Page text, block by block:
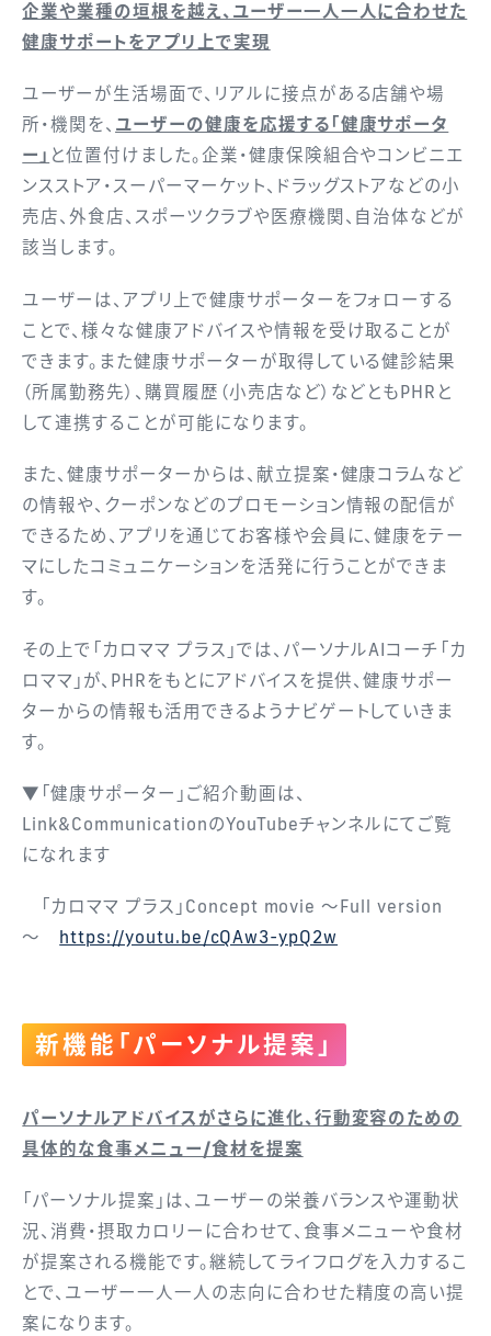
企業や業種の垣根を越え、ユーザー一人一人に合わせた
健康サポートをアプリ上で実現
ユーザーが生活場面で、リアルに接点がある店舗や場
所・機関を、 ユーザーの健康を応援する「健康サポータ
ー」 と位置付けました。企業・健康保険組合やコンビニエ
ンスストア・スーパーマーケット、ドラッグストアなどの小
売店、外食店、スポーツクラブや医療機関、自治体などが
該当します。
ユーザーは、アプリ上で健康サポーターをフォローする
ことで、様々な健康アドバイスや情報を受け取ることが
できます。また健康サポーターが取得している健診結果
（所属勤務先）、購買履歴（小売店など）などともPHRと
して連携することが可能になります。
また、健康サポーターからは、献立提案・健康コラムなど
の情報や、クーポンなどのプロモーション情報の配信が
できるため、アプリを通じてお客様や会員に、健康をテー
マにしたコミュニケーションを活発に行うことができま
す。
その上で「カロママ プラス」では、パーソナルAIコーチ「カ
ロママ」が、PHRをもとにアドバイスを提供、健康サポー
ターからの情報も活用できるようナビゲートしていきま
す。
▼「健康サポーター」ご紹介動画は、
Link&CommunicationのYouTubeチャンネルにてご覧
になれます
「カロママ プラス」Concept movie ～Full version
～ https://youtu.be/cQAw3-ypQ2w
新機能「パーソナル提案」
パーソナルアドバイスがさらに進化、行動変容のための
具体的な食事メニュー/食材を提案
「パーソナル提案」は、ユーザーの栄養バランスや運動状
況、消費・摂取カロリーに合わせて、食事メニューや食材
が提案される機能です。継続してライフログを入力するこ
とで、ユーザー一人一人の志向に合わせた精度の高い提
案になります。